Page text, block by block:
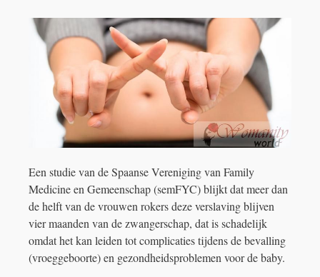
Een studie van de Spaanse Vereniging van Family
Medicine en Gemeenschap (semFYC) blijkt dat meer dan
de helft van de vrouwen rokers deze verslaving blijven
vier maanden van de zwangerschap, dat is schadelijk
omdat het kan leiden tot complicaties tijdens de bevalling
(vroeggeboorte) en gezondheidsproblemen voor de baby.